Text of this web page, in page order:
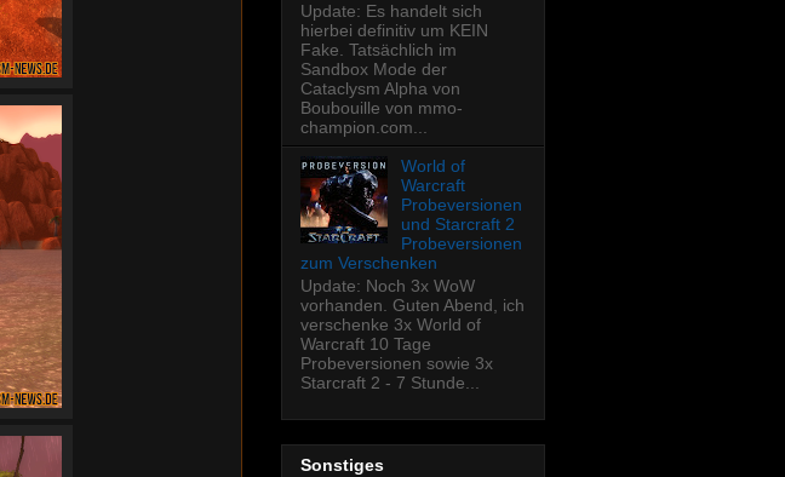
Update: Es handelt sich
hierbei definitiv um KEIN
Fake. Tatsächlich im
Sandbox Mode der
Cataclysm Alpha von
Boubouille von mmo-
champion.com...
World of
Warcraft
Probeversionen
und Starcraft 2
Probeversionen
zum Verschenken
Update: Noch 3x WoW
vorhanden. Guten Abend, ich
verschenke 3x World of
Warcraft 10 Tage
Probeversionen sowie 3x
Starcraft 2 - 7 Stunde...
Sonstiges